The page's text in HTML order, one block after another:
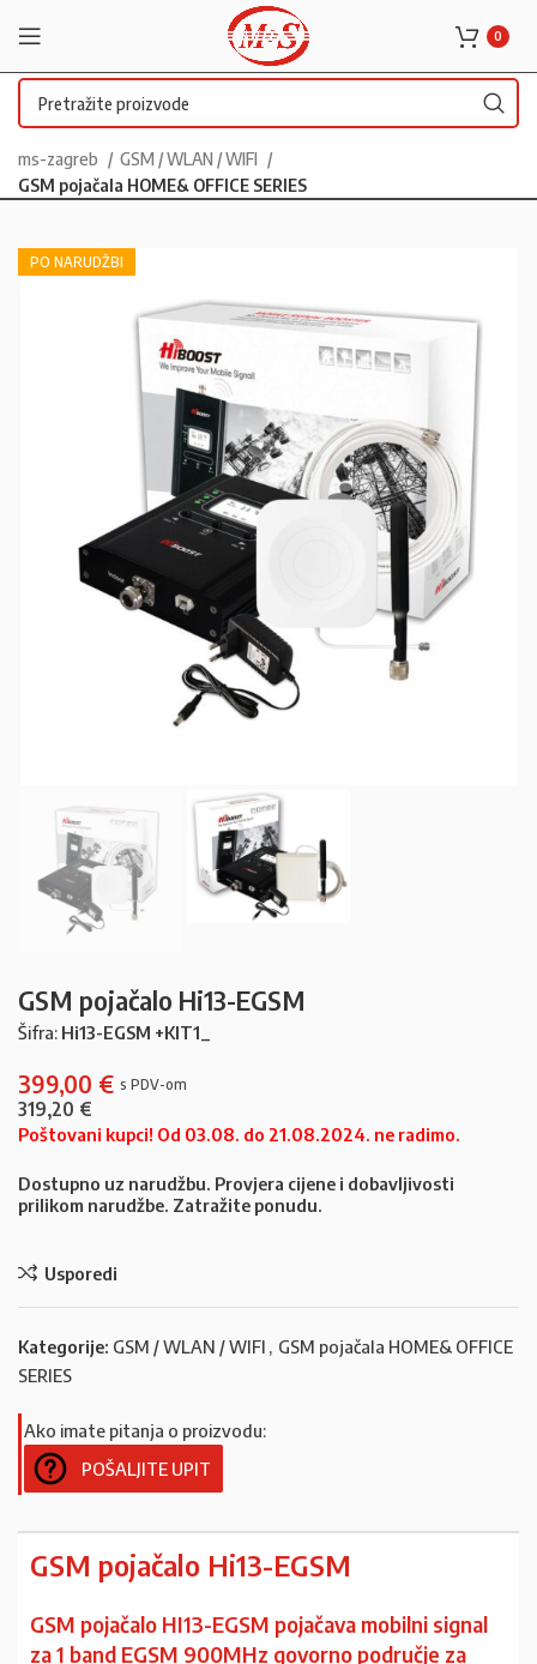
0
ms-zagreb
GSM / WLAN / WIFI
GSM pojačala HOME& OFFICE SERIES
PO NARUDŽBI
GSM pojačalo Hi13-EGSM
Šifra: Hi13-EGSM +KIT1_
399,00 €
319,20 €
Poštovani kupci! Od 03.08. do 21.08.2024. ne radimo.
Dostupno uz narudžbu. Provjera cijene i dobavljivosti
prilikom narudžbe. Zatražite ponudu.
Usporedi
Kategorije: GSM / WLAN / WIFI , GSM pojačala HOME& OFFICE
SERIES
Ako imate pitanja o proizvodu:
POŠALJITE UPIT
GSM pojačalo Hi13-EGSM
GSM pojačalo HI13-EGSM pojačava mobilni signal
za 1 band EGSM 900MHz govorno područje za